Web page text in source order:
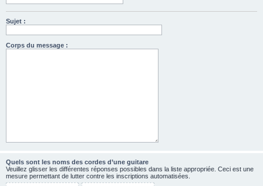
Sujet :
Corps du message :
Quels sont les noms des cordes d’une guitare
Veuillez glisser les différentes réponses possibles dans la liste appropriée. Ceci est une
mesure permettant de lutter contre les inscriptions automatisées.